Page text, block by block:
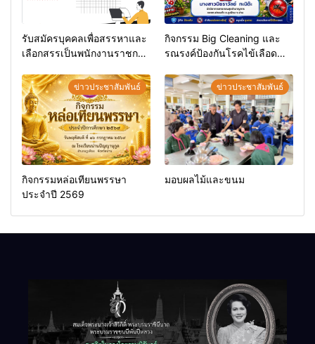
รับสมัครบุคคลเพื่อสรรหาและ
เลือกสรรเป็นพนักงานราชการ
กิจกรรม Big Cleaning และ
รณรงค์ป้องกันโรคไข้เลือด
ข่าวประชาสัมพันธ์
กิจกรรมหล่อเทียนพรรษา
ประจำปี 2569
ข่าวประชาสัมพันธ์
มอบผลไม้และขนม